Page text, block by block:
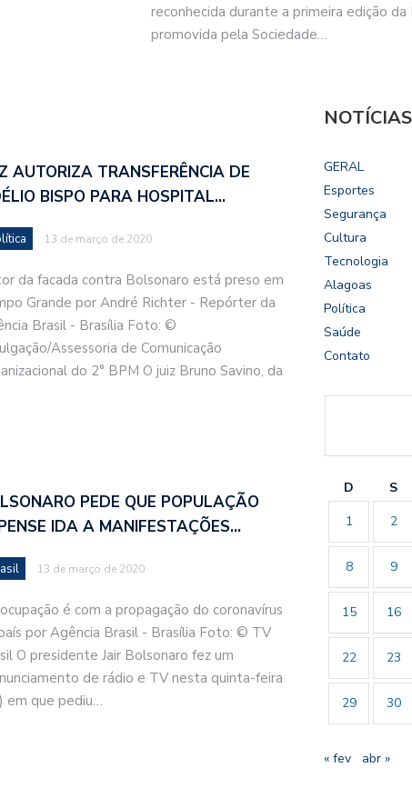
reconhecida durante a primeira edição
promovida pela Sociedade…
AUTORIZA TRANSFERÊNCIA DE
BISPO PARA HOSPITAL…
13 de março de 2020
da facada contra Bolsonaro está preso em
Grande por André Richter - Repórter da
Brasil - Brasília Foto: ©
Assessoria de Comunicação
do 2° BPM O juiz Bruno Savino, da
PEDE QUE POPULAÇÃO
IDA A MANIFESTAÇÕES…
13 de março de 2020
é com a propagação do coronavírus
por Agência Brasil - Brasília Foto: © TV
O presidente Jair Bolsonaro fez um
de rádio e TV nesta quinta-feira
em que pediu…
NOTÍCIAS
GERAL
Esportes
Segurança
Cultura
Tecnologia
Alagoas
Política
Saúde
Contato
D S
1
2
8 9
15 16
22 23
29 30
« fev abr »